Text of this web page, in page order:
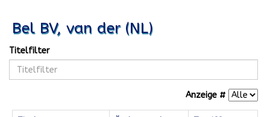
Bel BV, van der (NL)
Titelfilter
Anzeige #